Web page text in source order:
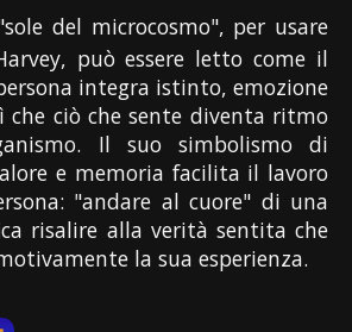
del microcosmo", per usare
può essere letto come il
integra istinto, emozione
che ciò che sente diventa ritmo
Il suo simbolismo di
e memoria facilita il lavoro
"andare al cuore" di una
risalire alla verità sentita che
la sua esperienza.